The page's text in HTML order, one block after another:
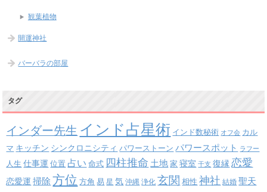
観葉植物
開運神社
バーバラの部屋
タグ
インダー先生 インド占星術 インド数秘術 オフ会 カル
マ キッチン シンクロニシティ パワーストーン パワースポット ラフー
人生 仕事運 位置 占い 命式 四柱推命 土地 家 寝室 干支 復縁 恋愛
恋愛運 掃除 方位 方角 易 星 気 沖縄 浄化 玄関 相性 神社 結婚 聖天